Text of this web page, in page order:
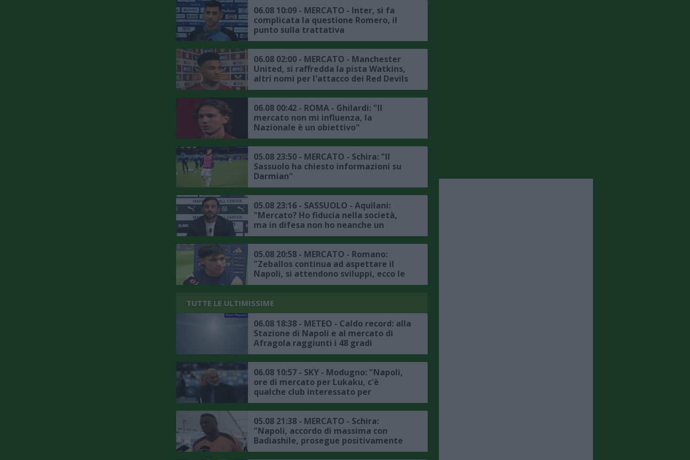
06.08 10:09 - MERCATO - Inter, si fa
complicata la questione Romero, il
punto sulla trattativa
06.08 02:00 - MERCATO - Manchester
United, si raffredda la pista Watkins,
altri nomi per l'attacco dei Red Devils
06.08 00:42 - ROMA - Ghilardi: "Il
mercato non mi influenza, la
Nazionale è un obiettivo"
05.08 23:50 - MERCATO - Schira: "Il
Sassuolo ha chiesto informazioni su
Darmian"
05.08 23:16 - SASSUOLO - Aquilani:
"Mercato? Ho fiducia nella società,
ma in difesa non ho neanche un
titolare"
05.08 20:58 - MERCATO - Romano:
"Zeballos continua ad aspettare il
Napoli, si attendono sviluppi, ecco le
ultime"
TUTTE LE ULTIMISSIME
06.08 18:38 - METEO - Caldo record: alla
Stazione di Napoli e al mercato di
Afragola raggiunti i 48 gradi
06.08 10:57 - SKY - Modugno: "Napoli,
ore di mercato per Lukaku, c'è
qualche club interessato per
l'attaccante belga, l'Atlanta non è in
pole"
05.08 21:38 - MERCATO - Schira:
"Napoli, accordo di massima con
Badiashile, prosegue positivamente
la trattativa con il Chelsea, ecco i